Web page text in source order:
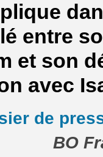
entre
et son
avec
de
BO